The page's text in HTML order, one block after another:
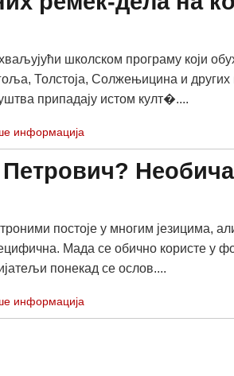
школском програму који
Толстоја, Солжењицина и других
припадају истом култ�....
информација
Петрович?
постоје у многим језицима,
Мада се обично користе у
понекад се ослов....
информација